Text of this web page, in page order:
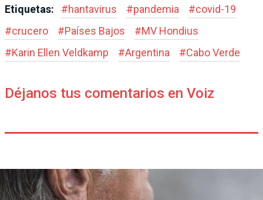
Etiquetas: #hantavirus #pandemia #covid-19
#crucero #Países Bajos #MV Hondius
#Karin Ellen Veldkamp #Argentina #Cabo Verde
Déjanos tus comentarios en Voiz